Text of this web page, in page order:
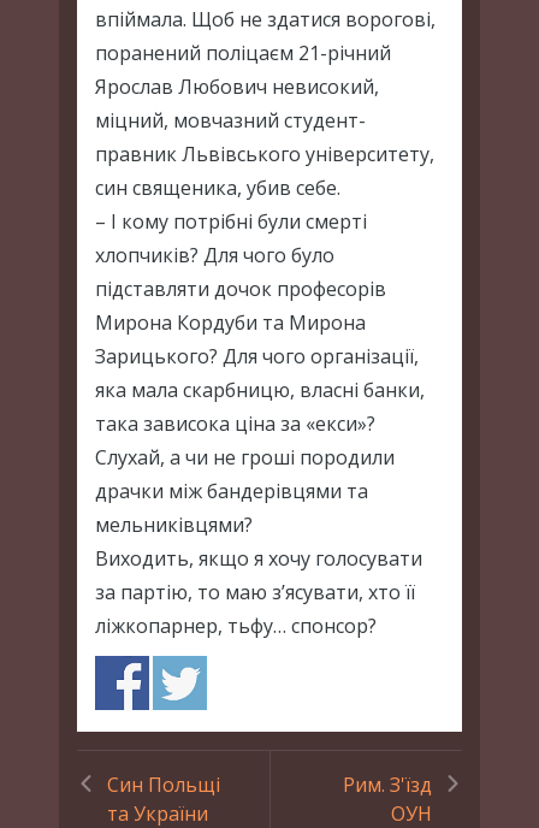
впіймала. Щоб не здатися ворогові,
поранений поліцаєм 21-річний
Ярослав Любович невисокий,
міцний, мовчазний студент-
правник Львівського університету,
син священика, убив себе.
– І кому потрібні були смерті
хлопчиків? Для чого було
підставляти дочок професорів
Мирона Кордуби та Мирона
Зарицького? Для чого організації,
яка мала скарбницю, власні банки,
така зависока ціна за «екси»?
Слухай, а чи не гроші породили
драчки між бандерівцями та
мельниківцями?
Виходить, якщо я хочу голосувати
за партію, то маю з’ясувати, хто її
ліжкопарнер, тьфу… спонсор?
Син Польщі
та України
Рим. З'їзд
ОУН